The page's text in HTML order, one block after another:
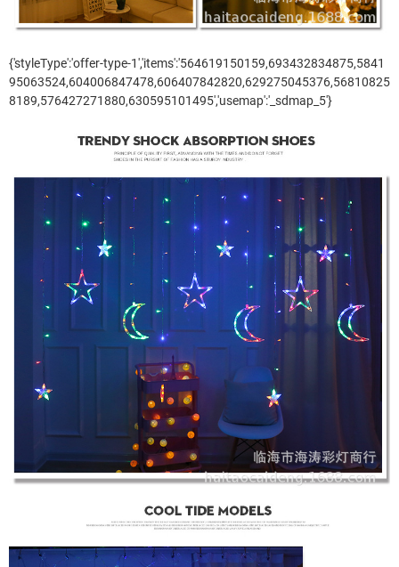
{'styleType':'offer-type-1','items':'564619150159,693432834875,5841
95063524,604006847478,606407842820,629275045376,56810825
8189,576427271880,630595101495','usemap':'_sdmap_5'}